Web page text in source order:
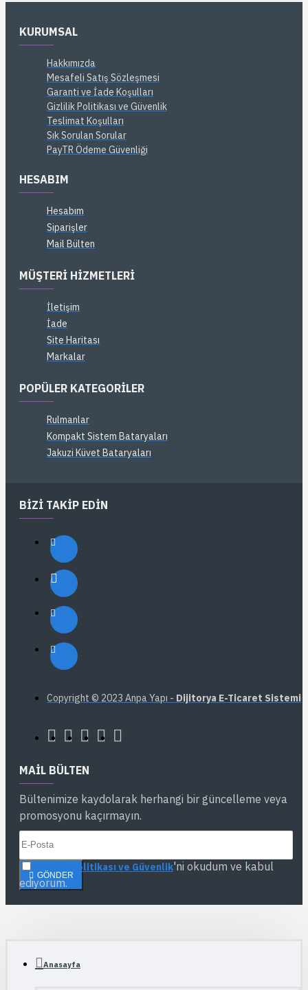
KURUMSAL
Hakkımızda
Mesafeli Satış Sözleşmesi
Garanti ve İade Koşulları
Gizlilik Politikası ve Güvenlik
Teslimat Koşulları
Sık Sorulan Sorular
PayTR Ödeme Güvenliği
HESABIM
Hesabım
Siparişler
Mail Bülten
MÜŞTERI HIZMETLERI
İletişim
İade
Site Haritası
Markalar
POPÜLER KATEGORILER
Rulmanlar
Kompakt Sistem Bataryaları
Jakuzi Küvet Bataryaları
BIZI TAKIP EDIN
Copyright © 2023 Anpa Yapı - Dijitorya E-Ticaret Sistemi
MAIL BÜLTEN
Bültenimize kaydolarak herhangi bir güncelleme veya
promosyonu kaçırmayın.
GÖNDER
Gizlilik Politikası ve Güvenlik'ni okudum ve kabul
ediyorum.
Anasayfa